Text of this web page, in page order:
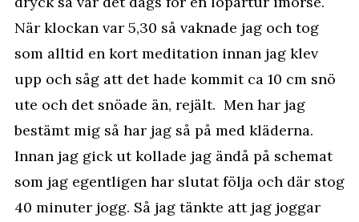
När klockan var 5,30 så vaknade jag och tog
som alltid en kort meditation innan jag klev
upp och såg att det hade kommit ca 10 cm snö
ute och det snöade än, rejält. Men har jag
bestämt mig så har jag så på med kläderna.
Innan jag gick ut kollade jag ändå på schemat
som jag egentligen har slutat följa och där stog
40 minuter jogg. Så jag tänkte att jag joggar